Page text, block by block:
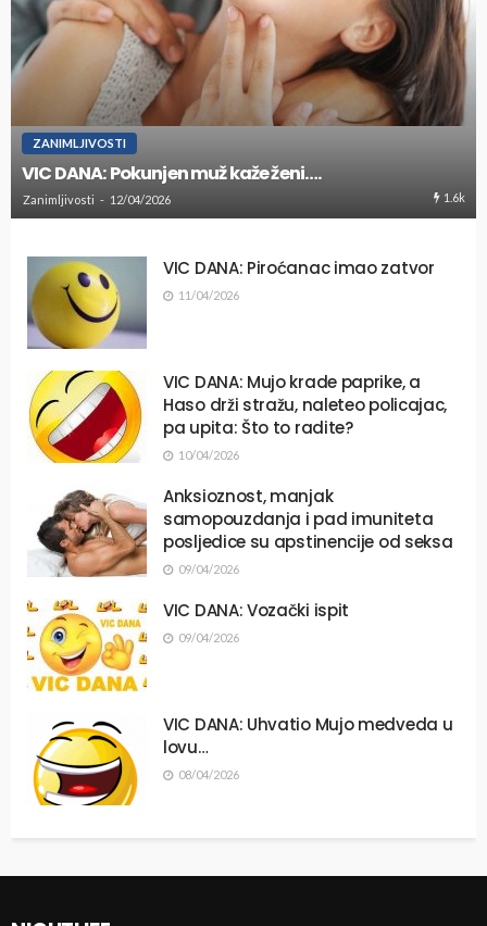
ZANIMLJIVOSTI
VIC DANA: Pokunjen muž kaže ženi….
Zanimljivosti 12/04/2026 1.6k
VIC DANA: Piroćanac imao zatvor
11/04/2026
VIC DANA: Mujo krade paprike, a
Haso drži stražu, naleteo policajac,
pa upita: Što to radite?
10/04/2026
Anksioznost, manjak
samopouzdanja i pad imuniteta
posljedice su apstinencije od seksa
09/04/2026
VIC DANA: Vozački ispit
09/04/2026
VIC DANA: Uhvatio Mujo medveda u
lovu…
08/04/2026